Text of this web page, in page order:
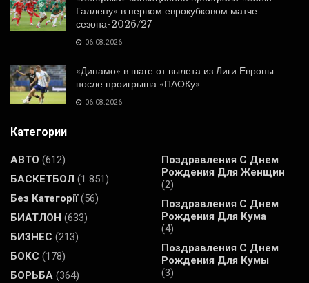
Галлену» в первом еврокубковом матче
сезона-2026/27
06.08.2026
«Динамо» в шаге от вылета из Лиги Европы
после проигрыша «ПАОКу»
06.08.2026
Категории
АВТО (612)
БАСКЕТБОЛ (1 851)
Без Категорії(56)
БИАТЛОН (633)
БИЗНЕС (213)
БОКС (178)
БОРЬБА (364)
Поздравления С Днем
Рождения Для Женщин
(2)
Поздравления С Днем
Рождения Для Кума
(4)
Поздравления С Днем
Рождения Для Кумы
(3)